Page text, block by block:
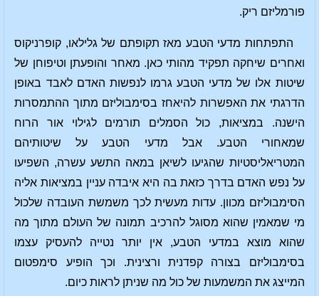
פורמליזם ריק.
התפתחות מדעי הטבע מאז תקופתם של גלילאו, קופרניקוס
ואחרים שיחקה תפקיד מהותי כאן. מאחר והופעתן וטיפוחן של
שיטות אלו של מדעי הטבע גרמו לנפשות האדם לאבד באופן
הדרגתי את האפשרות להיאחז בסימבוליזם מתוך ההתמסרות
הישנה. במציאות, כול הסמלים תורמים לגילוי אור הרוח
שמאחורי הטבע. אבל מדעי הטבע על שיטותיהם
המטריאליסטיות שהגיעו לשיאן במאה התשע עשרה, השפיעו
על נפש האדם בדרך כזאת בה היא איבדה עניין במציאות אליה
הסימבוליזם מכוון. עדות מעשית לכך משמשת העובדה שלכול
מי שמאמין שהוא מסוגל להרכיב תמונה של העולם מתוך מה
שהוא מוצא במדעי הטבע, אין יותר נטייה להעסיק עצמו
בסימבוליזם בצורה קפדנית ורצינית. וכך הופיע סימפטום
המייצג את המשמעות של כול מה שניתן לראות כיום.